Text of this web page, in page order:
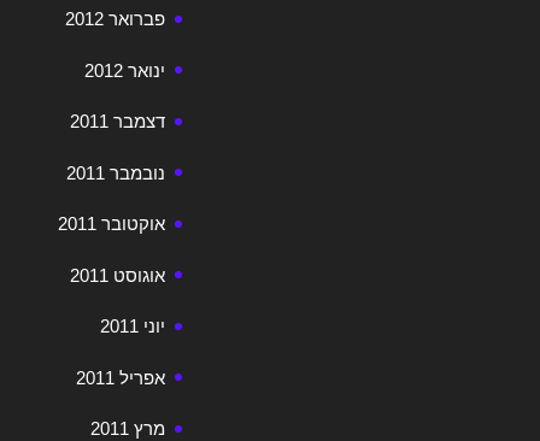
פברואר 2012
ינואר 2012
דצמבר 2011
נובמבר 2011
אוקטובר 2011
אוגוסט 2011
יוני 2011
אפריל 2011
מרץ 2011